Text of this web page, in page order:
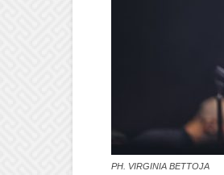
PH. VIRGINIA BETTOJA